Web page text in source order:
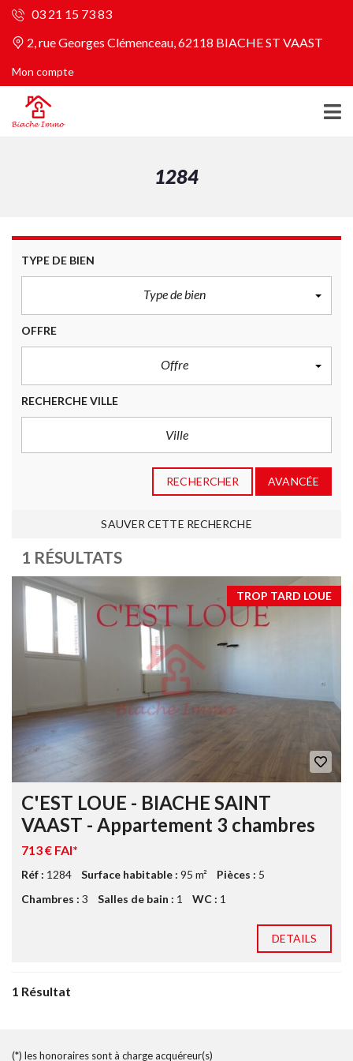
03 21 15 73 83
2, rue Georges Clémenceau, 62118 BIACHE ST VAAST
Mon compte
1284
TYPE DE BIEN
Type de bien
OFFRE
Offre
RECHERCHE VILLE
RECHERCHER AVANCÉE
SAUVER CETTE RECHERCHE
1 RÉSULTATS
TROP TARD LOUE
C'EST LOUE - BIACHE SAINT
VAAST - Appartement 3 chambres
713 € FAI*
Réf : 1284 Surface habitable : 95 m² Pièces : 5
Chambres : 3 Salles de bain : 1 WC : 1
DETAILS
1 Résultat
(*) les honoraires sont à charge acquéreur(s)